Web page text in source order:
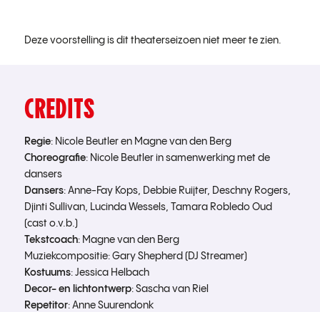
Deze voorstelling is dit theaterseizoen niet meer te zien.
CREDITS
Regie: Nicole Beutler en Magne van den Berg
Choreografie: Nicole Beutler in samenwerking met de
dansers
Dansers: Anne-Fay Kops, Debbie Ruijter, Deschny Rogers,
Djinti Sullivan, Lucinda Wessels, Tamara Robledo Oud
(cast o.v.b.)
Tekstcoach: Magne van den Berg
Muziekcompositie: Gary Shepherd (DJ Streamer)
Kostuums: Jessica Helbach
Decor- en lichtontwerp: Sascha van Riel
Repetitor: Anne Suurendonk